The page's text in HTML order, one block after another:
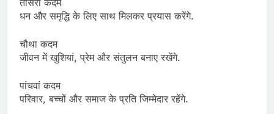
तीसरा कदम
धन और समृद्धि के लिए साथ मिलकर प्रयास करेंगे.
चौथा कदम
जीवन में खुशियां, प्रेम और संतुलन बनाए रखेंगे.
पांचवां कदम
परिवार, बच्चों और समाज के प्रति जिम्मेदार रहेंगे.